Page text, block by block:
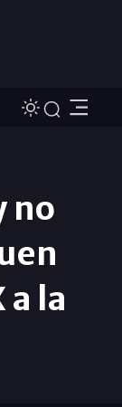
no
a la